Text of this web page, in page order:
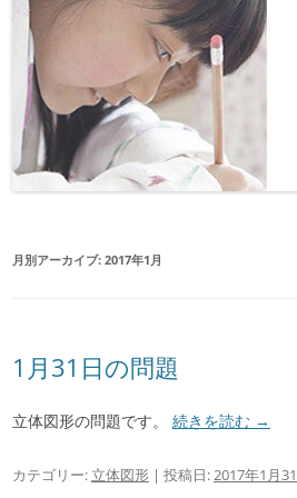
月別アーカイブ: 2017年1月
1月31日の問題
立体図形の問題です。 続きを読む →
カテゴリー: 立体図形 | 投稿日:2017年1月